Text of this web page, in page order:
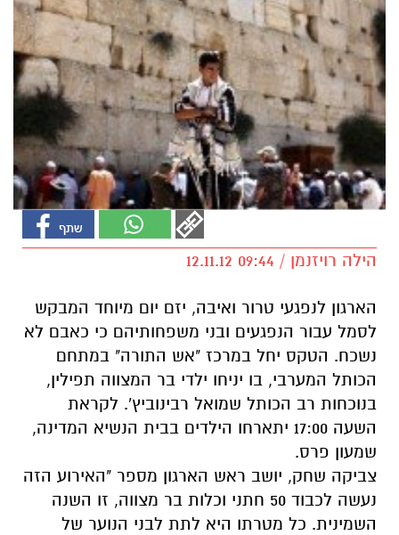
הילה רויזנמן / 09:44 12.11.12
הארגון לנפגעי טרור ואיבה, יזם יום מיוחד המבקש
לסמל עבור הנפגעים ובני משפחותיהם כי כאבם לא
נשכח. הטקס יחל במרכז "אש התורה" במתחם
הכותל המערבי, בו יניחו ילדי בר המצווה תפילין,
בנוכחות רב הכותל שמואל רבינוביץ'. לקראת
השעה 17:00 יתארחו הילדים בבית הנשיא המדינה,
שמעון פרס.
צביקה שחק, יושב ראש הארגון מספר "האירוע הזה
נעשה לכבוד 50 חתני וכלות בר מצווה, זו השנה
השמינית. כל מטרתו היא לתת לבני הנוער של